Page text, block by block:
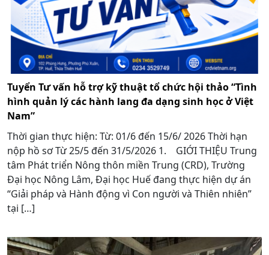
Tuyển Tư vấn hỗ trợ kỹ thuật tổ chức hội thảo “Tình
hình quản lý các hành lang đa dạng sinh học ở Việt
Nam”
Thời gian thực hiện: Từ: 01/6 đến 15/6/ 2026 Thời hạn
nộp hồ sơ Từ 25/5 đến 31/5/2026 1. GIỚI THIỆU Trung
tâm Phát triển Nông thôn miền Trung (CRD), Trường
Đại học Nông Lâm, Đại học Huế đang thực hiện dự án
“Giải pháp và Hành động vì Con người và Thiên nhiên”
tại […]